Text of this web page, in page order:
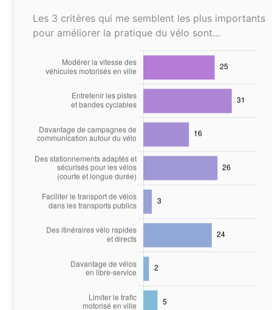
Les 3 critères qui me semblent les plus importants
pour améliorer la pratique du vélo sont...